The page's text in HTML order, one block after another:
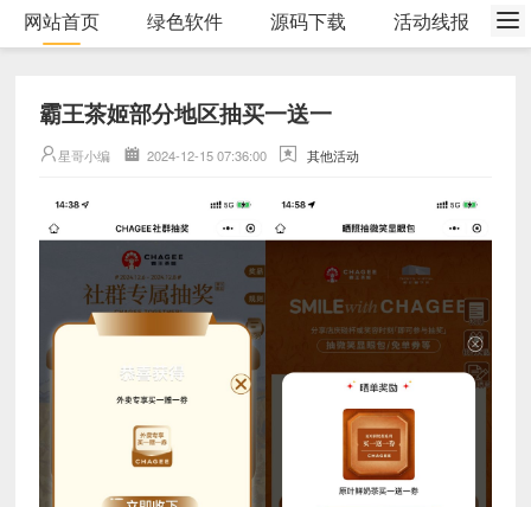
网站首页 绿色软件 源码下载 活动线报
霸王茶姬部分地区抽买一送一
星哥小编 2024-12-15 07:36:00 其他活动